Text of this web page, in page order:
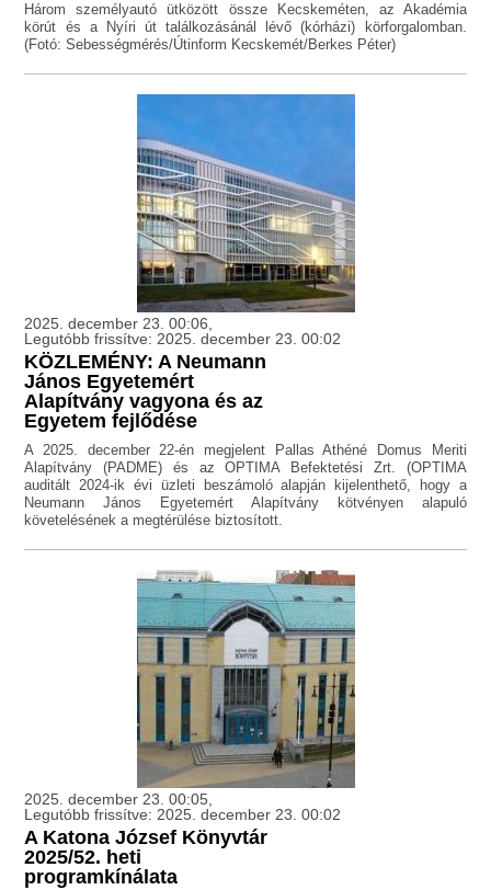
Három személyautó ütközött össze Kecskeméten, az Akadémia
körút és a Nyíri út találkozásánál lévő (kórházi) körforgalomban.
(Fotó: Sebességmérés/Útinform Kecskemét/Berkes Péter)
2025. december 23. 00:06,
Legutóbb frissítve: 2025. december 23. 00:02
KÖZLEMÉNY: A Neumann
János Egyetemért
Alapítvány vagyona és az
Egyetem fejlődése
A 2025. december 22-én megjelent Pallas Athéné Domus Meriti
Alapítvány (PADME) és az OPTIMA Befektetési Zrt. (OPTIMA
auditált 2024-ik évi üzleti beszámoló alapján kijelenthető, hogy a
Neumann János Egyetemért Alapítvány kötvényen alapuló
követelésének a megtérülése biztosított.
2025. december 23. 00:05,
Legutóbb frissítve: 2025. december 23. 00:02
A Katona József Könyvtár
2025/52. heti
programkínálata